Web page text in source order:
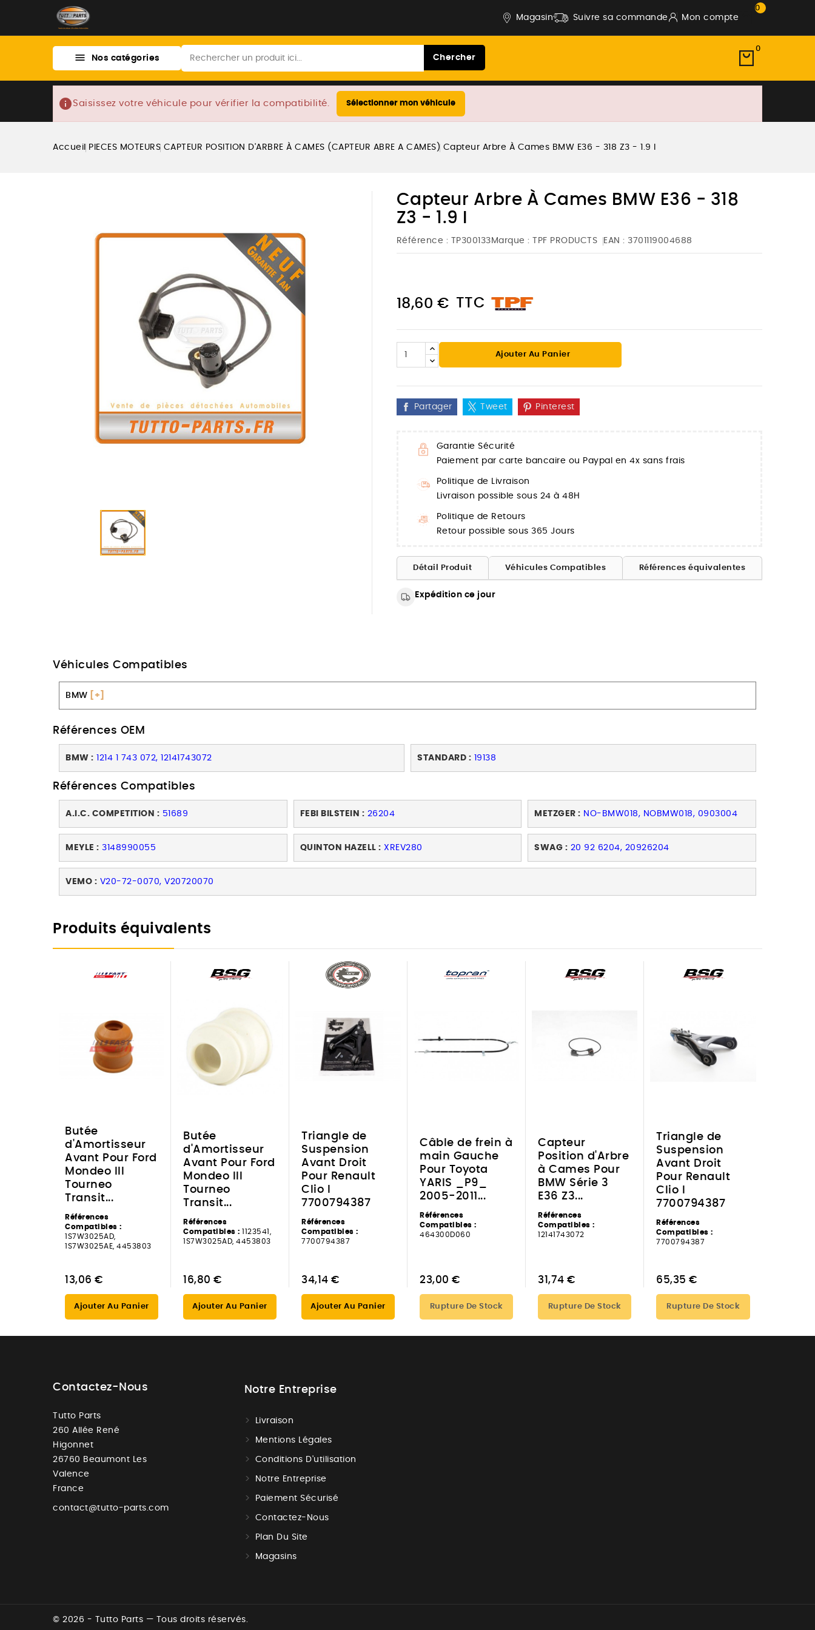
Magasin Suivre sa commande Mon compte
0
 Nos catégories Chercher
0
info Saisissez votre véhicule pour vérifier la compatibilité. Sélectionner mon véhicule
Accueil PIECES MOTEURS CAPTEUR POSITION D'ARBRE À CAMES (CAPTEUR ABRE A CAMES) Capteur Arbre À Cames BMW E36 - 318 Z3 - 1.9 I
Capteur Arbre À Cames BMW E36 - 318
Z3 - 1.9 I
Référence : TP300133 Marque : TPF PRODUCTS EAN : 3701119004688
18,60 € TTC
Ajouter Au Panier
Partager Tweet Pinterest
Garantie Sécurité
Paiement par carte bancaire ou Paypal en 4x sans frais
Politique de Livraison
Livraison possible sous 24 à 48H
Politique de Retours
Retour possible sous 365 Jours
Détail Produit Véhicules Compatibles Références équivalentes
Expédition ce jour
Véhicules Compatibles
BMW [+]
Références OEM
BMW : 1214 1 743 072, 12141743072 STANDARD : 19138
Références Compatibles
A.I.C. COMPETITION : 51689 FEBI BILSTEIN : 26204 METZGER : NO-BMW018, NOBMW018, 0903004
MEYLE : 3148990055 QUINTON HAZELL : XREV280 SWAG : 20 92 6204, 20926204
VEMO : V20-72-0070, V20720070
Produits équivalents
Butée
d'Amortisseur
Avant Pour Ford
Mondeo III
Tourneo
Transit...
Références
Compatibles :
1S7W3025AD,
1S7W3025AE, 4453803
13,06 €
Ajouter Au Panier
Butée
d'Amortisseur
Avant Pour Ford
Mondeo III
Tourneo
Transit...
Références
Compatibles : 1123541,
1S7W3025AD, 4453803
16,80 €
Ajouter Au Panier
Triangle de
Suspension
Avant Droit
Pour Renault
Clio I
7700794387
Références
Compatibles :
7700794387
34,14 €
Ajouter Au Panier
Câble de frein à
main Gauche
Pour Toyota
YARIS _P9_
2005-2011...
Références
Compatibles :
464300D060
23,00 €
Rupture De Stock
Capteur
Position d'Arbre
à Cames Pour
BMW Série 3
E36 Z3...
Références
Compatibles :
12141743072
31,74 €
Rupture De Stock
Triangle de
Suspension
Avant Droit
Pour Renault
Clio I
7700794387
Références
Compatibles :
7700794387
65,35 €
Rupture De Stock
Contactez-Nous
Tutto Parts
260 Allée René
Higonnet
26760 Beaumont Les
Valence
France
contact@tutto-parts.com
Notre Entreprise
Livraison
Mentions Légales
Conditions D'utilisation
Notre Entreprise
Paiement Sécurisé
Contactez-Nous
Plan Du Site
Magasins
© 2026 - Tutto Parts — Tous droits réservés.